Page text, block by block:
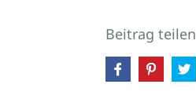
Beitrag teilen